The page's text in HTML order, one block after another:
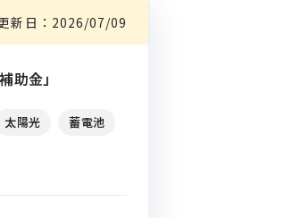
新日： 2026/07/09
助金」
太陽光
蓄電池